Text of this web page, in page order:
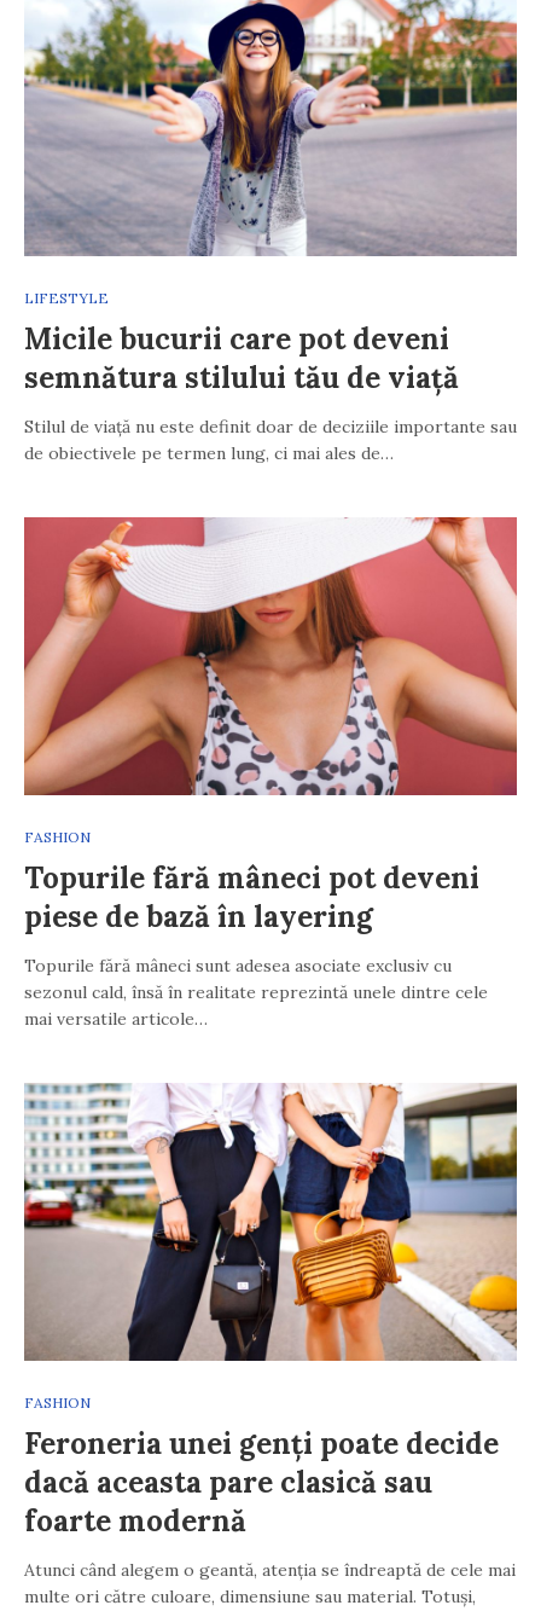
LIFESTYLE
Micile bucurii care pot deveni
semnătura stilului tău de viață
Stilul de viață nu este definit doar de deciziile importante sau
de obiectivele pe termen lung, ci mai ales de…
FASHION
Topurile fără mâneci pot deveni
piese de bază în layering
Topurile fără mâneci sunt adesea asociate exclusiv cu
sezonul cald, însă în realitate reprezintă unele dintre cele
mai versatile articole…
FASHION
Feroneria unei genți poate decide
dacă aceasta pare clasică sau
foarte modernă
Atunci când alegem o geantă, atenția se îndreaptă de cele mai
multe ori către culoare, dimensiune sau material. Totuși,